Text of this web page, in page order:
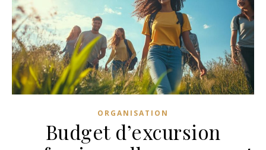
ORGANISATION
Budget d’excursion